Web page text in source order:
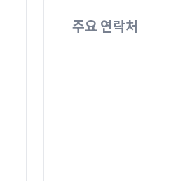
주요 연락처